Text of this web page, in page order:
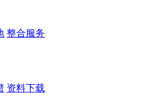
整合服务
资料下载